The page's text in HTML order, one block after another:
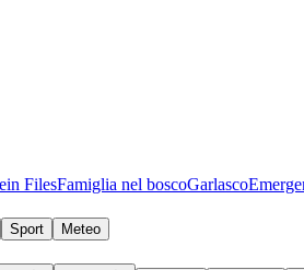
FilesFamiglia nel boscoGarlasco
Sport
Meteo